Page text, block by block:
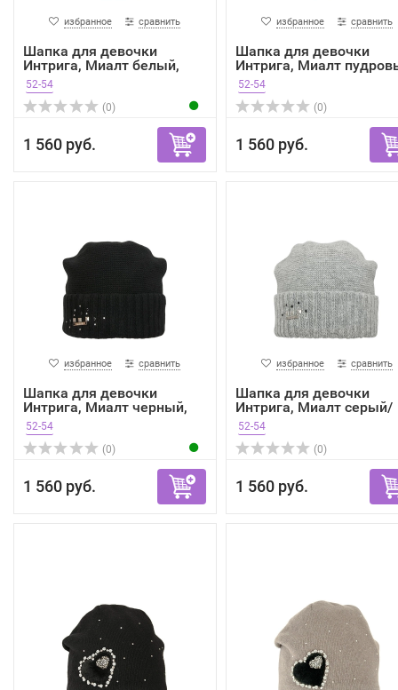
избранное сравнить
Шапка для девочки
Интрига, Миалт белый,
зима
52-54
(0)
1 560 руб.
избранное сравнить
Шапка для девочки
Интрига, Миалт
...
52-54
(0)
1 560 руб.
избранное сравнить
Шапка для девочки
Интрига, Миалт черный,
зима
52-54
(0)
1 560 руб.
избранное сравнить
Шапка для девочки
Интрига, Миалт серый/
мела...
52-54
(0)
1 560 руб.